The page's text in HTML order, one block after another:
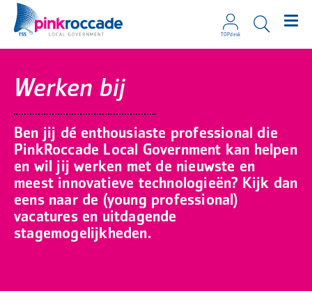
TOPdesk
Werken bij
Ben jij dé enthousiaste professional die
PinkRoccade Local Government kan helpen
en wil jij werken met de nieuwste en
meest innovatieve technologieën? Kijk dan
eens naar de (young professional)
vacatures en uitdagende
stagemogelijkheden.